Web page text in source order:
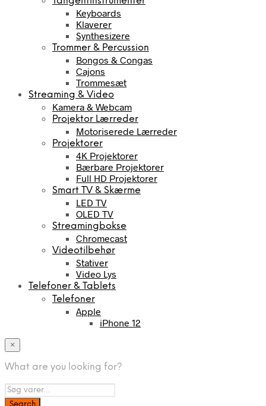
Keyboards
Klaverer
Synthesizere
Trommer & Percussion
Bongos & Congas
Cajons
Trommesæt
Streaming & Video
Kamera & Webcam
Projektor Lærreder
Motoriserede Lærreder
Projektorer
4K Projektorer
Bærbare Projektorer
Full HD Projektorer
Smart TV & Skærme
LED TV
OLED TV
Streamingbokse
Chromecast
Videotilbehør
Stativer
Video Lys
Telefoner & Tablets
Telefoner
Apple
iPhone 12
×
What are you looking for?